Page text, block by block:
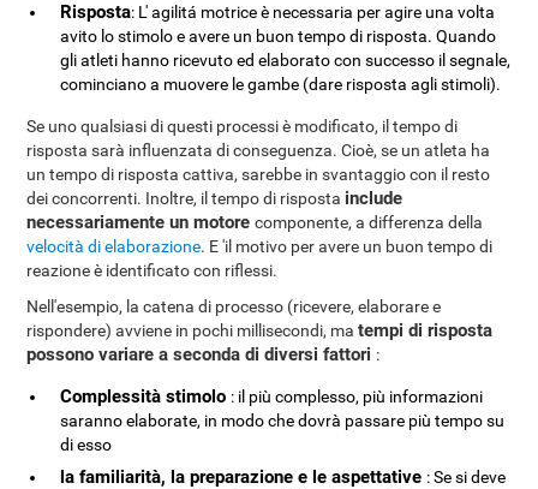
Risposta: L' agilitá motrice è necessaria per agire una volta
avito lo stimolo e avere un buon tempo di risposta. Quando
gli atleti hanno ricevuto ed elaborato con successo il segnale,
cominciano a muovere le gambe (dare risposta agli stimoli).
Se uno qualsiasi di questi processi è modificato, il tempo di
risposta sarà influenzata di conseguenza. Cioè, se un atleta ha
un tempo di risposta cattiva, sarebbe in svantaggio con il resto
dei concorrenti. Inoltre, il tempo di risposta include
necessariamente un motorecomponente, a differenza della
velocità di elaborazione. E 'il motivo per avere un buon tempo di
reazione è identificato con riflessi.
Nell'esempio, la catena di processo (ricevere, elaborare e
rispondere) avviene in pochi millisecondi, matempi di risposta
possono variare a seconda di diversi fattori :
Complessità stimolo : il più complesso, più informazioni
saranno elaborate, in modo che dovrà passare più tempo su
di esso
la familiarità, la preparazione e le aspettative : Se si deve